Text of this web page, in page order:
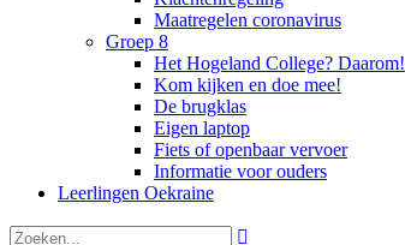
Maatregelen coronavirus
Groep 8
Het Hogeland College? Daarom!
Kom kijken en doe mee!
De brugklas
Eigen laptop
Fiets of openbaar vervoer
Informatie voor ouders
Leerlingen Oekraine
